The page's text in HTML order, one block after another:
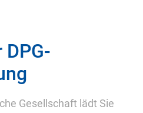
Gesellschaft lädt Sie